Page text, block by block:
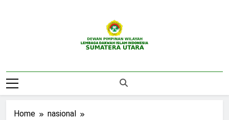
DPW LDII
Sumatera Utara
Home
nasional